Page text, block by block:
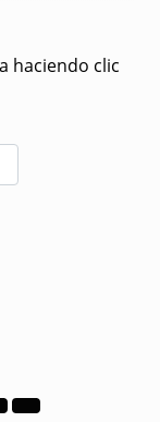
haciendo clic